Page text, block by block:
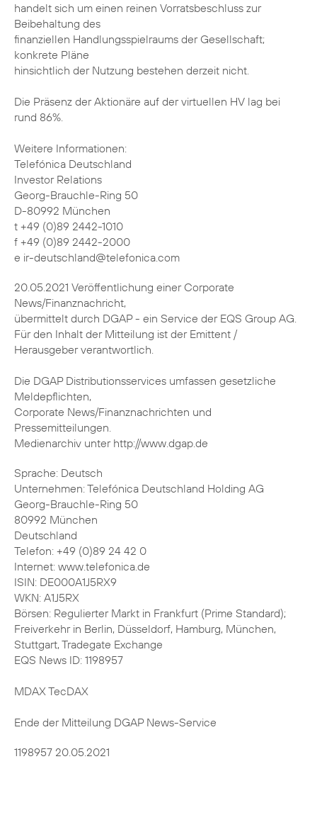
handelt sich um einen reinen Vorratsbeschluss zur
Beibehaltung des
finanziellen Handlungsspielraums der Gesellschaft;
konkrete Pläne
hinsichtlich der Nutzung bestehen derzeit nicht.
Die Präsenz der Aktionäre auf der virtuellen HV lag bei
rund 86%.
Weitere Informationen:
Telefónica Deutschland
Investor Relations
Georg-Brauchle-Ring 50
D-80992 München
t +49 (0)89 2442-1010
f +49 (0)89 2442-2000
e ir-deutschland@telefonica.com
20.05.2021 Veröffentlichung einer Corporate
News/Finanznachricht,
übermittelt durch DGAP - ein Service der EQS Group AG.
Für den Inhalt der Mitteilung ist der Emittent /
Herausgeber verantwortlich.
Die DGAP Distributionsservices umfassen gesetzliche
Meldepflichten,
Corporate News/Finanznachrichten und
Pressemitteilungen.
Medienarchiv unter http://www.dgap.de
Sprache: Deutsch
Unternehmen: Telefónica Deutschland Holding AG
Georg-Brauchle-Ring 50
80992 München
Deutschland
Telefon: +49 (0)89 24 42 0
Internet: www.telefonica.de
ISIN: DE000A1J5RX9
WKN: A1J5RX
Börsen: Regulierter Markt in Frankfurt (Prime Standard);
Freiverkehr in Berlin, Düsseldorf, Hamburg, München,
Stuttgart, Tradegate Exchange
EQS News ID: 1198957
MDAX TecDAX
Ende der Mitteilung DGAP News-Service
1198957 20.05.2021